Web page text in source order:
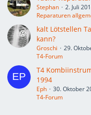
Stephan
2. Juli
Reparaturen
kalt Lötstellen
kann?
Groschi
29.
T4-Forum
T4
1994
Eph
30. Oktober
T4-Forum